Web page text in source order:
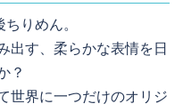
りめん。
出す、柔らかな表情を日
？
世界に一つだけのオリジ